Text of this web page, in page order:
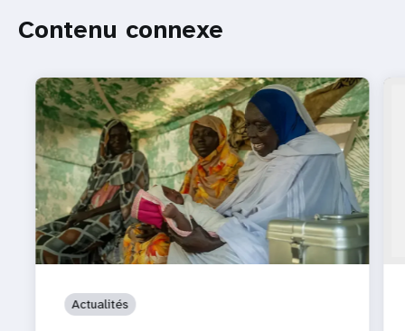
Contenu connexe
Actualités